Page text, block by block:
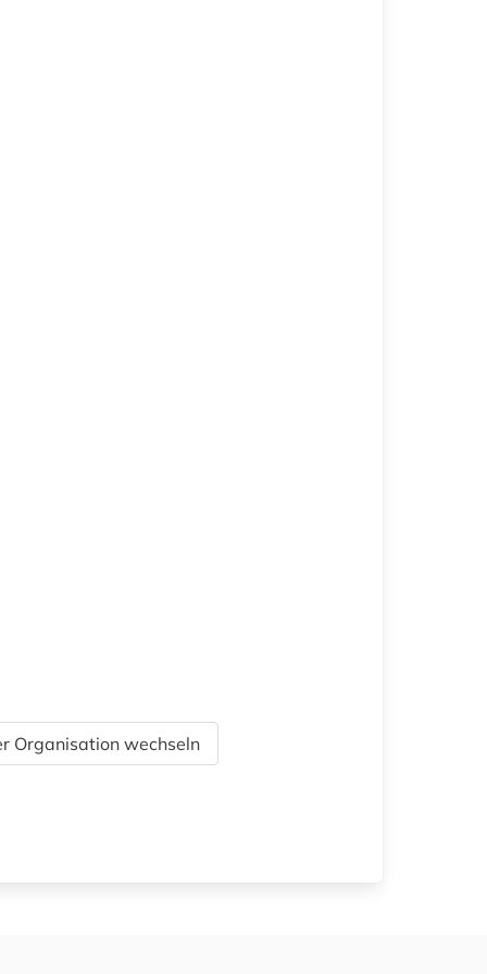
Organisation wechseln